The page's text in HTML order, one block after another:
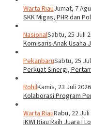
Warta RiauJumat, 7
SKK Migas, PHR dan
NasionalSabtu, 25 Juli
Komisaris Anak Usaha
PekanbaruSabtu, 25
Perkuat Sinergi,
RohilKamis, 23 Juli 2026
Kolaborasi Program
Warta RiauRabu, 22 Juli
IKWI Riau Raih Juara I